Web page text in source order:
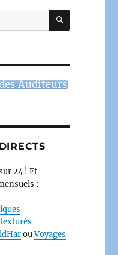
Auditeurs
24 ! Et
:
ouVoyages